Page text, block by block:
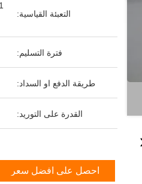
التعبئة القياسية:
فترة التسليم:
طريقة الدفع او السداد:
القدرة على التوريد:
احصل على افضل سعر